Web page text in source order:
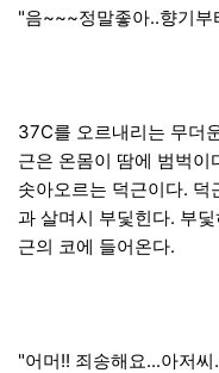
"음~~~정말좋아..향기부
37C를 오르내리는 무더
근은 온몸이 땀에 범벅
솟아오르는 덕근이다. 덕
과 살며시 부딫힌다. 부
근의 코에 들어온다.
"어머!! 죄송해요...아저씨